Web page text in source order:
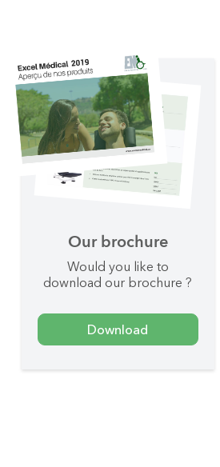
Our brochure
Would you like to
download our brochure ?
Download